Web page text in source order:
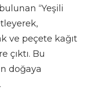
“Yeşili
ve peçete kağıt
çıktı. Bu
doğaya